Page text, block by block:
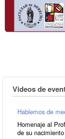
Videos de
Hablemos de
Homenaje al
de su nacimiento